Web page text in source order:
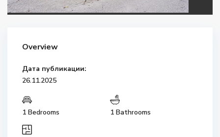
Overview
Дата публикации:
26.11.2025
1 Bedrooms 1 Bathrooms